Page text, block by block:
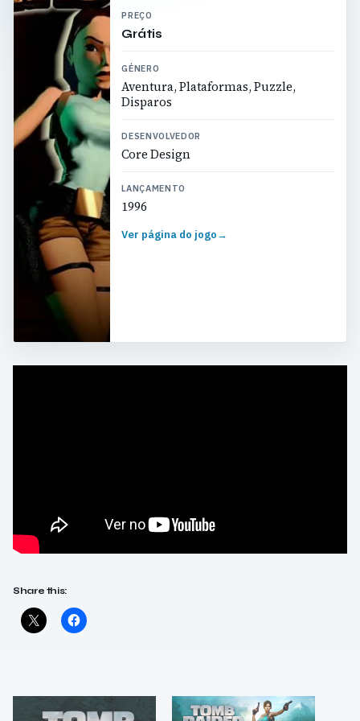
PREÇO
Grátis
GÉNERO
Aventura, Plataformas, Puzzle,
Disparos
DESENVOLVEDOR
Core Design
LANÇAMENTO
1996
Ver página do jogo→
Share this: